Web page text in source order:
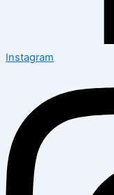
Instagram